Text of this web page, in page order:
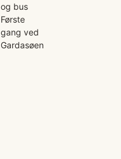
og bus
Første
gang ved
Gardasøen